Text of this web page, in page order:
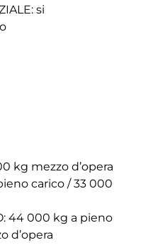
si
kg mezzo d’opera
carico / 33 000
44 000 kg a pieno
d’opera